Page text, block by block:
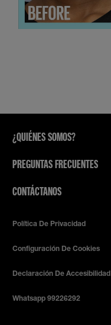
¿QUIÉNES SOMOS?
PREGUNTAS FRECUENTES
CONTÁCTANOS
Política De Privacidad
Configuración De Cookies
Declaración De Accesibilidad
Whatsapp 99226292